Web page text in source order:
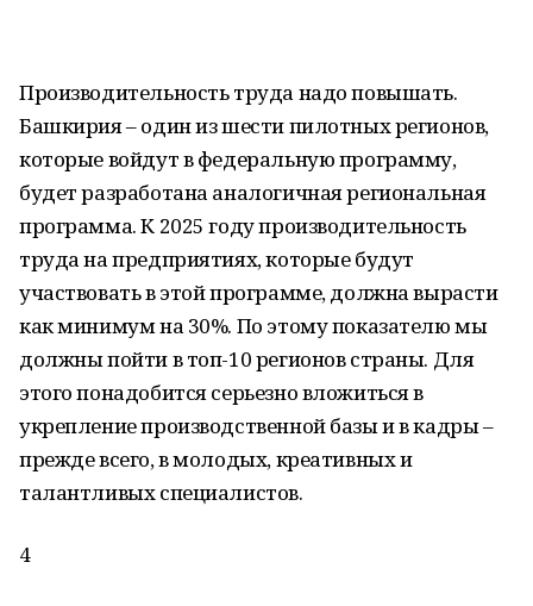
Производительность труда надо повышать.
Башкирия – один из шести пилотных регионов,
которые войдут в федеральную программу,
будет разработана аналогичная региональная
программа. К 2025 году производительность
труда на предприятиях, которые будут
участвовать в этой программе, должна вырасти
как минимум на 30%. По этому показателю мы
должны пойти в топ-10 регионов страны. Для
этого понадобится серьезно вложиться в
укрепление производственной базы и в кадры –
прежде всего, в молодых, креативных и
талантливых специалистов.
4